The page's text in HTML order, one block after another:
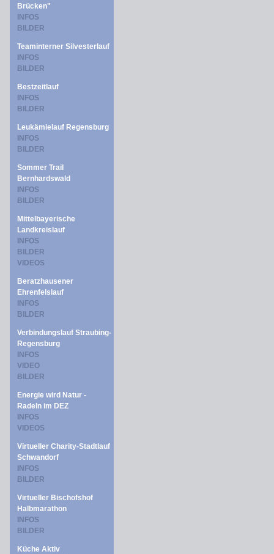
Brücken"
INFOS
BILDER
Teaminterner Silvesterlauf
INFOS
BILDER
Bestzeitlauf
INFOS
BILDER
Leukämielauf Regensburg
INFOS
BILDER
Sommer Trail
Bernhardswald
INFOS
BILDER
Mittelbayerische
Landkreislauf
INFOS
BILDER
VIDEOS
Beratzhausener
Ehrenfelslauf
INFOS
BILDER
Verbindungslauf Straubing-
Regensburg
INFOS
VIDEO
BILDER
Energie wird Natur -
Radeln im DEZ
INFOS
VIDEOS
Virtueller Charity-Stadtlauf
Schwandorf
INFOS
BILDER
Virtueller Bischofshof
Halbmarathon
INFOS
BILDER
Küche Aktiv